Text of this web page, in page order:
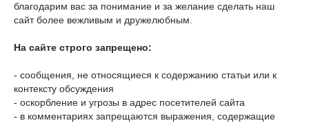
благодарим вас за понимание и за желание сделать наш
сайт более вежливым и дружелюбным.
На сайте строго запрещено:
- сообщения, не относящиеся к содержанию статьи или к
контексту обсуждения
- оскорбление и угрозы в адрес посетителей сайта
- в комментариях запрещаются выражения, содержащие